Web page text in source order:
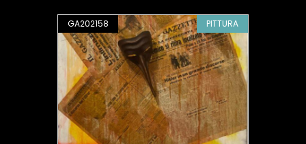
GA202158 PITTURA